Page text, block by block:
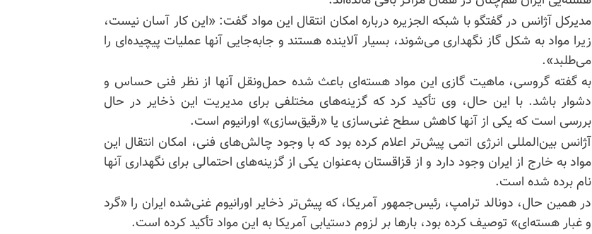
مدیرکل آژانس در گفتگو با شبکه الجزیره درباره امکان انتقال این مواد گفت: «این کار آسان نیست،
زیرا مواد به شکل گاز نگهداری می‌شوند، بسیار آلاینده هستند و جابه‌جایی آنها عملیات پیچیده‌ای را
می‌طلبد».
به گفته گروسی، ماهیت گازی این مواد هسته‌‌ای باعث شده حمل‌ونقل آنها از نظر فنی حساس و
دشوار باشد. با این حال، وی تأکید کرد که گزینه‌های مختلفی برای مدیریت این ذخایر در حال
بررسی است که یکی از آنها کاهش سطح غنی‌سازی یا «رقیق‌سازی» اورانیوم است.
آژانس بین‌المللی انرژی اتمی پیش‌تر اعلام کرده بود که با وجود چالش‌های فنی، امکان انتقال این
مواد به خارج از ایران وجود دارد و از قزاقستان به‌عنوان یکی از گزینه‌های احتمالی برای نگهداری آنها
نام برده شده است.
در همین حال، دونالد ترامپ، رئیس‌جمهور آمریکا، که پیش‌تر ذخایر اورانیوم غنی‌شده ایران را «گرد
و غبار هسته‌ای» توصیف کرده بود، بارها بر لزوم دستیابی آمریکا به این مواد تأکید کرده است.